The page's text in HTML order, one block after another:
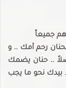
جميعاً
رحم أمك .. و
.. حنان يضمك
بيدك نحو ما يجب